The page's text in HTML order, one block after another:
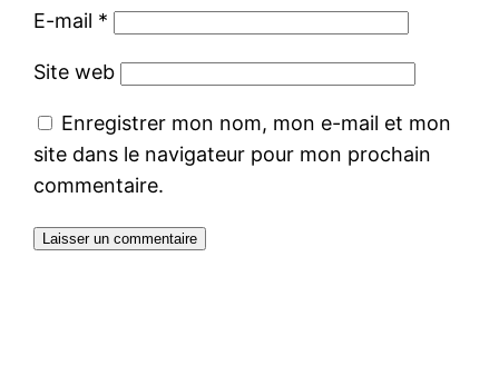
E-mail *
Site web
Enregistrer mon nom, mon e-mail et mon
site dans le navigateur pour mon prochain
commentaire.